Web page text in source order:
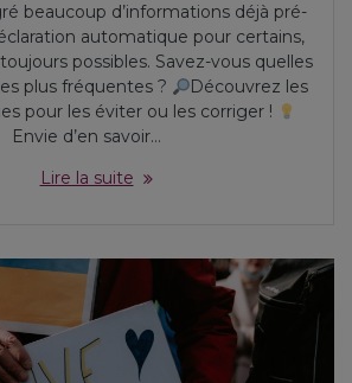
beaucoup d’informations déjà pré-
automatique pour certains,
possibles. Savez-vous quelles
plus fréquentes ?
Découvrez les
pour les éviter ou les corriger !
Envie d’en savoir…
Lire la suite